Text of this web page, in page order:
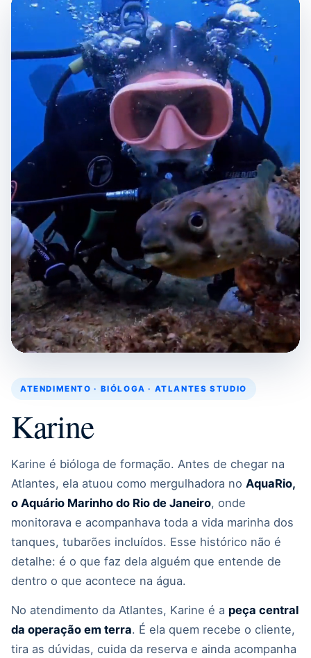
ATENDIMENTO · BIÓLOGA · ATLANTES STUDIO
Karine
Karine é bióloga de formação. Antes de chegar na
Atlantes, ela atuou como mergulhadora no AquaRio,
o Aquário Marinho do Rio de Janeiro, onde
monitorava e acompanhava toda a vida marinha dos
tanques, tubarões incluídos. Esse histórico não é
detalhe: é o que faz dela alguém que entende de
dentro o que acontece na água.
No atendimento da Atlantes, Karine é a peça central
da operação em terra. É ela quem recebe o cliente,
tira as dúvidas, cuida da reserva e ainda acompanha